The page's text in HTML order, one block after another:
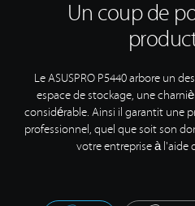
Un coup de
Le ASUSPRO P5440 arbore un
espace de stockage, une
considérable. Ainsi il garantit une
professionnel, quel que soit son
votre entreprise à l'aide